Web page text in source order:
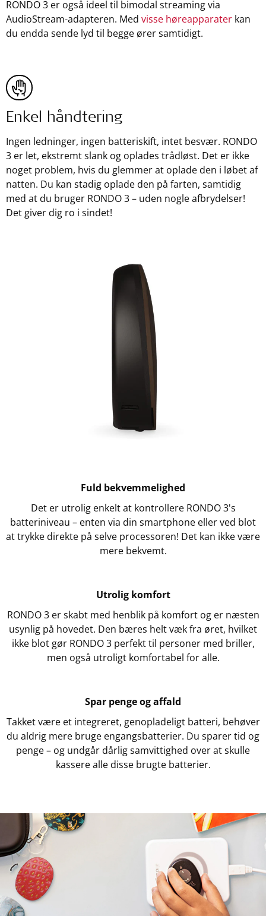
RONDO 3 er også ideel til bimodal streaming via
AudioStream-adapteren. Med visse høreapparater kan
du endda sende lyd til begge ører samtidigt.
Enkel håndtering
Ingen ledninger, ingen batteriskift, intet besvær. RONDO
3 er let, ekstremt slank og oplades trådløst. Det er ikke
noget problem, hvis du glemmer at oplade den i løbet af
natten. Du kan stadig oplade den på farten, samtidig
med at du bruger RONDO 3 – uden nogle afbrydelser!
Det giver dig ro i sindet!
Fuld bekvemmelighed
Det er utrolig enkelt at kontrollere RONDO 3's
batteriniveau – enten via din smartphone eller ved blot
at trykke direkte på selve processoren! Det kan ikke være
mere bekvemt.
Utrolig komfort
RONDO 3 er skabt med henblik på komfort og er næsten
usynlig på hovedet. Den bæres helt væk fra øret, hvilket
ikke blot gør RONDO 3 perfekt til personer med briller,
men også utroligt komfortabel for alle.
Spar penge og affald
Takket være et integreret, genopladeligt batteri, behøver
du aldrig mere bruge engangsbatterier. Du sparer tid og
penge – og undgår dårlig samvittighed over at skulle
kassere alle disse brugte batterier.